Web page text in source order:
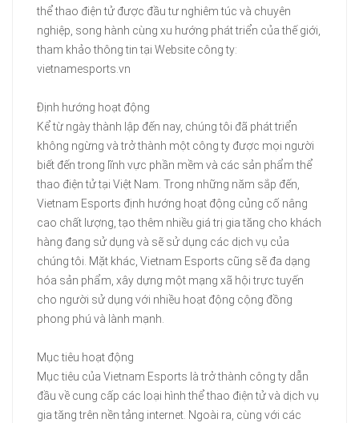
thể thao điện tử được đầu tư nghiêm túc và chuyên
nghiệp, song hành cùng xu hướng phát triển của thế giới,
tham khảo thông tin tại Website công ty:
vietnamesports.vn
Định hướng hoạt động
Kể từ ngày thành lập đến nay, chúng tôi đã phát triển
không ngừng và trở thành một công ty được mọi người
biết đến trong lĩnh vực phần mềm và các sản phẩm thể
thao điện tử tại Việt Nam. Trong những năm sắp đến,
Vietnam Esports định hướng hoạt động củng cố nâng
cao chất lượng, tạo thêm nhiều giá trị gia tăng cho khách
hàng đang sử dụng và sẽ sử dụng các dịch vụ của
chúng tôi. Mặt khác, Vietnam Esports cũng sẽ đa dạng
hóa sản phẩm, xây dựng một mạng xã hội trực tuyến
cho người sử dụng với nhiều hoạt động cộng đồng
phong phú và lành mạnh.
Mục tiêu hoạt động
Mục tiêu của Vietnam Esports là trở thành công ty dẫn
đầu về cung cấp các loại hình thể thao điện tử và dịch vụ
gia tăng trên nền tảng internet. Ngoài ra, cùng với các